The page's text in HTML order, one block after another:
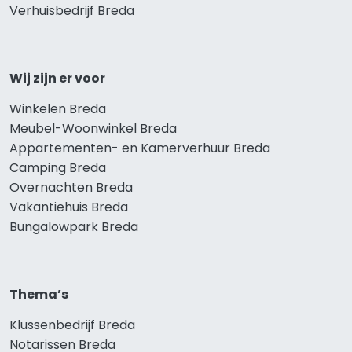
Verhuisbedrijf Breda
Wij zijn er voor
Winkelen Breda
Meubel-Woonwinkel Breda
Appartementen- en Kamerverhuur Breda
Camping Breda
Overnachten Breda
Vakantiehuis Breda
Bungalowpark Breda
Thema’s
Klussenbedrijf Breda
Notarissen Breda